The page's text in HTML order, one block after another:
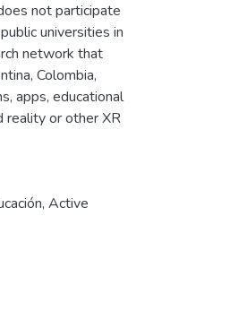
not participate
universities in
network that
Colombia,
apps, educational
reality or other XR
, Active